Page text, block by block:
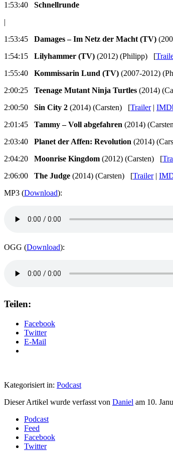
1:53:40 Schnellrunde
|
1:53:45 Damages – Im Netz der Macht (TV)
1:54:15 Lilyhammer (TV) (2012) (Philipp) [
1:55:40 Kommissarin Lund (TV) (2007-2012)
2:00:25 Teenage Mutant Ninja Turtles (2014)
2:00:50 Sin City 2 (2014) (Carsten) [Trailer|
2:01:45 Tammy – Voll abgefahren (2014)
2:03:40 Planet der Affen: Revolution (2014)
2:04:20 Moonrise Kingdom (2012) (Carsten) [
2:06:00 The Judge (2014) (Carsten) [Trailer|
MP3 (Download):
OGG (Download):
Teilen:
Facebook
Twitter
E-Mail
Kategorisiert in: Podcast
Dieser Artikel wurde verfasst von Daniel am 10.
Podcast
Feed
Facebook
Twitter